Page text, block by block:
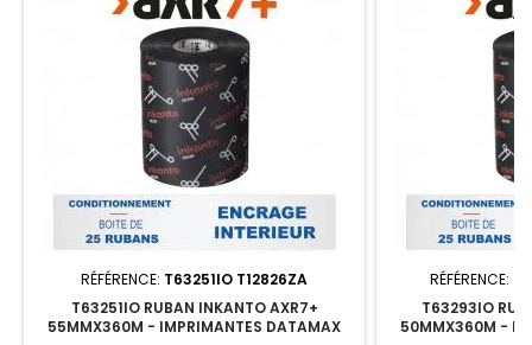
RÉFÉRENCE: T63251IO T12826ZA
T63251IO RUBAN INKANTO AXR7+
55MMX360M - IMPRIMANTES DATAMAX
RÉFÉRENCE:
T63293IO
50MMX360M -